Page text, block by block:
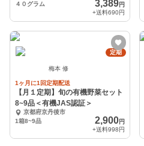
４０グラム
3,389円
+送料690円
定期
梅本 修
1ヶ月に1回定期配送
【月１定期】旬の有機野菜セット
8~9品＜有機JAS認証＞
京都府京丹後市
1箱8~9品
2,900円
+送料998円